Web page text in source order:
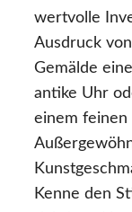
wertvolle
Ausdruck
Gemälde
antike Uhr
einem feinen
Kenne den